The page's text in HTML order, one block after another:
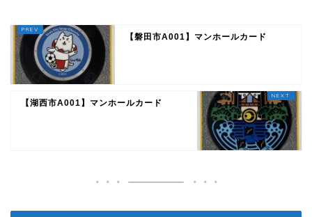
【磐田市A001】マンホールカード
【湖西市A001】マンホールカード